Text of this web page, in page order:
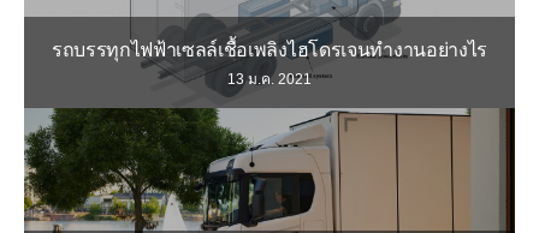
รถบรรทุกไฟฟ้าเซลล์เชื้อเพลิงไฮโดรเจนทำงานอย่างไร
13 ม.ค. 2021